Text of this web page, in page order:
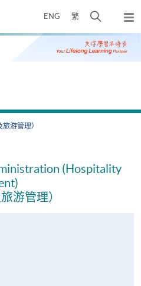
ENG 繁
开
搜
寻
弹
出
主
游管理）
(Hospitality
游管理）